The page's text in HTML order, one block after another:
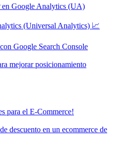
en Google Analytics (UA)
(Universal Analytics) 📈
Google Search Console
mejorar posicionamiento
para el E-Commerce!
descuento en un ecommerce de